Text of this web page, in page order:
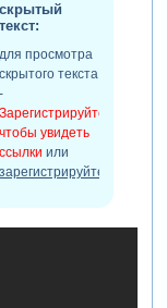
скрытый
текст:
для просмотра
скрытого текста
-
Зарегистрируйтесь,
чтобы увидеть
ссылки или
зарегистрируйтесь